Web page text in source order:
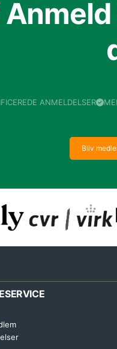
ANMELDELSER
Bliv